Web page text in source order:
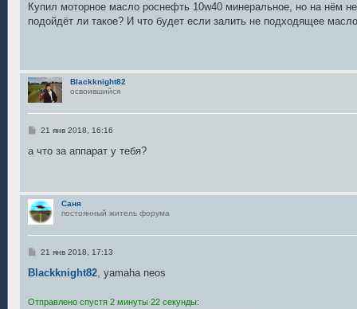
о
б
щ
Купил моторное масло роснефть 10w40 минеральное, но на нём
подойдёт ли такое? И что будет если залить не подходящее
Blackknight82
освоившийся
С
о
и
е
21 янв 2018, 16:16
а что за аппарат у тебя?
Саня
постоянный житель форума
С
о
е
21 янв 2018, 17:13
Blackknight82, yamaha neos
Отправлено спустя 2 минуты 22 секунды: